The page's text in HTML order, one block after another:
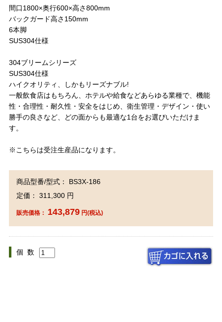
間口1800×奥行600×高さ800mm
バックガード高さ150mm
6本脚
SUS304仕様
304ブリームシリーズ
SUS304仕様
ハイクオリティ、しかもリーズナブル!
一般飲食店はもちろん、ホテルや給食などあらゆる業種で、機能
性・合理性・耐久性・安全をはじめ、衛生管理・デザイン・使い
勝手の良さなど、どの面からも最適な1台をお選びいただけま
す。
※こちらは受注生産品になります。
商品型番/型式： BS3X-186
定価： 311,300 円
販売価格： 143,879円(税込)
個 数